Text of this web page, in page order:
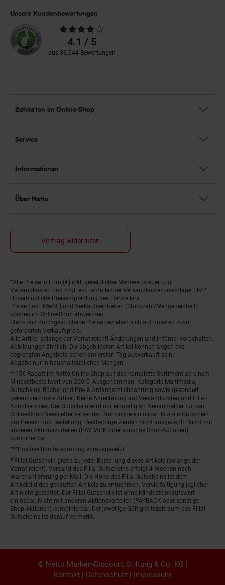
Unsere Kundenbewertungen
Durchschnittliche
Bewertungen4.1 / 5
aus 36.044 Bewertungen
Zahlarten im Online-Shop
Service
Informationen
Über Netto
Vertrag widerrufen
Fußnoten
*Alle Preise in Euro (€) inkl. gesetzlicher Mehrwertsteuer, zzgl.
Versandkosten und zzgl. evtl. anfallender Versandkostenzuschläge. UVP:
Unverbindliche Preisempfehlung des Herstellers.
Preise (inkl. MwSt.) und Verkaufseinheiten (Stückzahl/Mengeneinheit)
können im Online-Shop abweichen.
Statt- und durchgestrichene Preise beziehen sich auf unseren zuvor
geforderten Verkaufspreis.
Alle Artikel solange der Vorrat reicht! Änderungen und Irrtümer vorbehalten.
Abbildungen ähnlich. Die abgebildeten Artikel können wegen des
begrenzten Angebots schon am ersten Tag ausverkauft sein.
Abgabe nur in haushaltsüblichen Mengen!
**15€ Rabatt im Netto Online-Shop auf das komplette Sortiment ab einem
Mindestbestellwert von 200 €. Ausgenommen: Kategorie Multimedia,
Gutscheine, Bücher und Pre- & Anfangsmilchnahrung sowie gesondert
gekennzeichnete Artikel. Keine Anrechnung auf Versandkosten und Filial-
Abholservices. Der Gutschein wird nur einmalig an Neuanmelder für den
Online-Shop-Newsletter versendet. Nur online einlösbar. Nur ein Gutschein
pro Person und Bestellung. Restbeträge werden nicht ausgezahlt. Nicht mit
anderen Aktionsvorteilen (PAYBACK oder sonstige Shop-Aktionen)
kombinierbar.
***Positive Bonitätsprüfung vorausgesetzt
²⁰Filial-Gutschein gratis zu jeder Bestellung dieses Artikels (solange der
Vorrat reicht). Versand des Filial-Gutscheins erfolgt 4 Wochen nach
Warenanlieferung per Mail. Die Höhe des Filial-Gutscheins ist dem
Artikelbild des gekauften Artikels zu entnehmen. Vervielfältigung jeglicher
Art nicht gestattet. Der Filial-Gutschein ist ohne Mindesteinkaufswert
einlösbar. Nicht mit anderen Aktionsvorteilen (PAYBACK oder sonstige
Shop-Aktionen) kombinierbar. Der jeweilige Gültigkeitszeitraum des Filial-
Gutscheins ist darauf vermerkt.
© Netto Marken-Discount Stiftung & Co. KG |
Kontakt | Datenschutz | Impressum